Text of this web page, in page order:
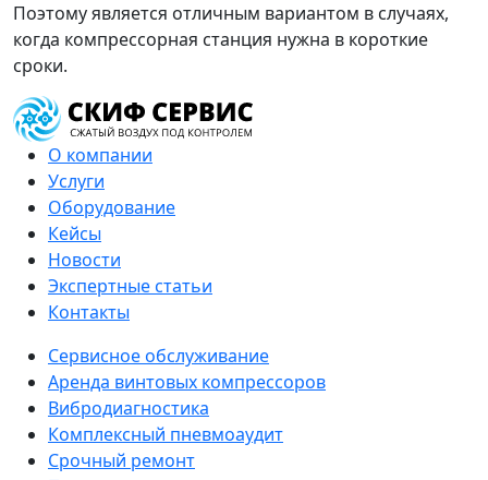
Поэтому является отличным вариантом в случаях,
когда компрессорная станция нужна в короткие
сроки.
О компании
Услуги
Оборудование
Кейсы
Новости
Экспертные статьи
Контакты
Сервисное обслуживание
Аренда винтовых компрессоров
Вибродиагностика
Комплексный пневмоаудит
Срочный ремонт